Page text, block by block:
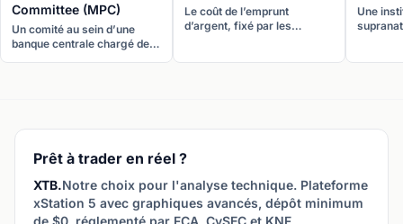
Committee (MPC)
Un comité au sein d’une
banque centrale chargé de
Le coût de l’emprunt
d’argent, fixé par les
Une
Prêt à trader en réel ?
XTB.Notre choix pour l'analyse technique. Plateforme
xStation 5 avec graphiques avancés, dépôt minimum
de $0, réglementé par FCA, CySEC et KNF.